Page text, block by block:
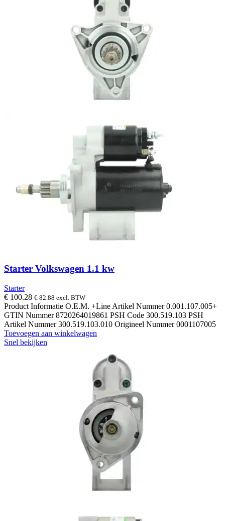
Starter Volkswagen 1.1 kw
Starter
€ 100.28 € 82.88 excl. BTW
Product Informatie O.E.M. +Line Artikel Nummer 0.001.107.005+
GTIN Nummer 8720264019861 PSH Code 300.519.103 PSH
Artikel Nummer 300.519.103.010 Origineel Nummer 0001107005
Toevoegen aan winkelwagen
Snel bekijken